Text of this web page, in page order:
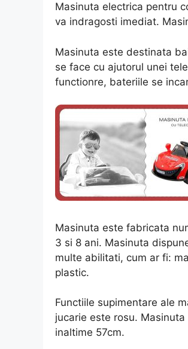
Masinuta electrica pentru
va indragosti imediat.
Masinuta este destinata
se face cu ajutorul unei
functionre, bateriile se
Masinuta este fabricata
3 si 8 ani. Masinuta
multe abilitati, cum ar fi:
plastic.
Functiile supimentare ale
jucarie este rosu.
inaltime 57cm.